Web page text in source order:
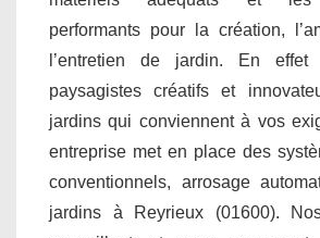
performants pour la création,
l’entretien de jardin. En effet
paysagistes créatifs et
jardins qui conviennent à vos
entreprise met en place des
conventionnels, arrosage
jardins à Reyrieux (01600).